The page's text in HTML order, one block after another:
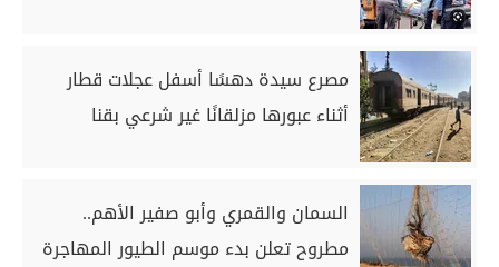
مصرع سيدة دهسًا أسفل عجلات قطار
أثناء عبورها مزلقانًا غير شرعي بقنا
السمان والقمري وأبو صفير الأهم..
مطروح تعلن بدء موسم الطيور المهاجرة